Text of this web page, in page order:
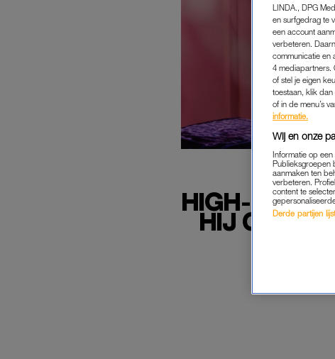
HIGH-
HIJ
LINDA., DPG
en surfgedrag te
een account
verbeteren.
communicatie en
4 mediapartners.
of stel je eigen
toestaan, klik dan
of in de menu’s
informatie.
Wij en onze
Informatie op
Publieksgroepen
aanmaken ten
verbeteren.
content te
Derde partijen